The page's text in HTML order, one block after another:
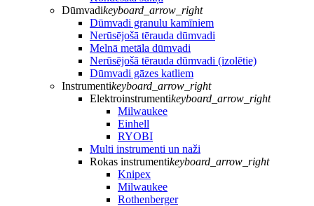
Dūmvadikeyboard_arrow_right
Dūmvadi granulu kamīniem
Nerūsējošā tērauda dūmvadi
Melnā metāla dūmvadi
Nerūsējošā tērauda dūmvadi (izolētie)
Dūmvadi gāzes katliem
Instrumentikeyboard_arrow_right
Elektroinstrumentikeyboard_arrow_right
Milwaukee
Einhell
RYOBI
Multi instrumenti un naži
Rokas instrumentikeyboard_arrow_right
Knipex
Milwaukee
Rothenberger